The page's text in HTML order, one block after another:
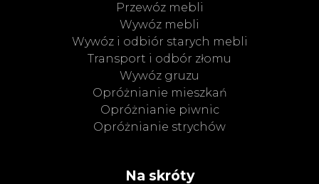
Przewóz mebli
Wywóz mebli
Wywóz i odbiór starych mebli
Transport i odbór złomu
Wywóz gruzu
Opróżnianie mieszkań
Opróżnianie piwnic
Opróżnianie strychów
Na skróty